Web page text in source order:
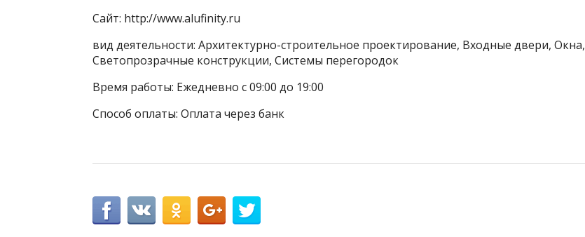
Сайт: http://www.alufinity.ru
вид деятельности: Архитектурно-строительное проектирование, Входные двери, Окна,
Светопрозрачные конструкции, Системы перегородок
Время работы: Ежедневно с 09:00 до 19:00
Способ оплаты: Оплата через банк